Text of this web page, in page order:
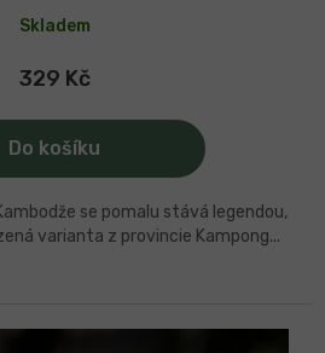
Skladem
329 Kč
Do košíku
se pomalu stává legendou,
varianta z provincie Kampong...